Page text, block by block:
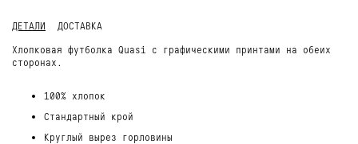
ДЕТАЛИ
ДОСТАВКА
Хлопковая футболка Quasi с графическими принтами на обеих
сторонах.
100% хлопок
Стандартный крой
Круглый вырез горловины